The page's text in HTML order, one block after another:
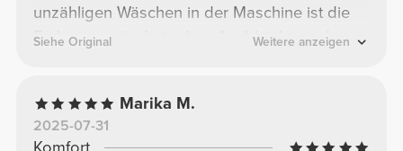
unzähligen Wäschen in der Maschine ist die
Farbe unverändert, ohne Ausbleichen oder
Siehe Original Weitere anzeigen
Marika M.
2025-07-31